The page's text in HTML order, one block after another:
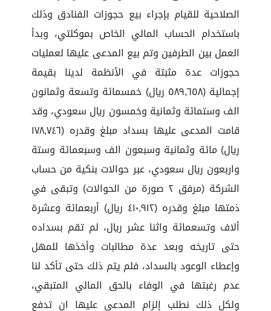
الصلاحية للقيام بإجراء بيع حجوزات الفنادق وذلك
باستخدام الحساب المالي الخاص بموكلتي، وبدأ
العمل بين الطرفين وتم بيع المدعى عليها لعمليات
حجوزات عدة مثبتة في الأنظمة لدينا بقيمة
إجمالية (٥٨٩,٦٥٨ ريال) خمسمائة وتسعة وثمانون
الف وستمائة وثمانية وخمسون ريال سعودي، وقد
قامت المدعى عليها بسداد مبلغ وقدره (١٧٨,٧٤٦
ريال) مائة وثمانية وسبعون الف وسبعمائة وستة
واربعون ريال سعودي، عبر حوالات بنكية من حساب
الشركة (مرفق ٢ صورة من الحوالات) وتبقى في
ذمتها مبلغ وقدره (٤١٠,٩١٢ ريال) أربعمائة وعشرة
ألاف وتسعمائة واثنا عشر ريال، لم تقم بسداده
حتى تاريخه وبعد عدة مطالبات وأخذها للمهل
وإعطاء الوعود بالسداد، فلم يتم ذلك حتى تأكد لنا
عدم رغبتها في الوفاء بالحق المالي المتبقي،
ولكل ذلك نطلب إلزام المدعى عليها ان تدفع